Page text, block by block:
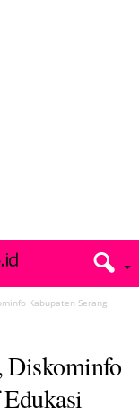
Kabupaten Serang
Diskominfo